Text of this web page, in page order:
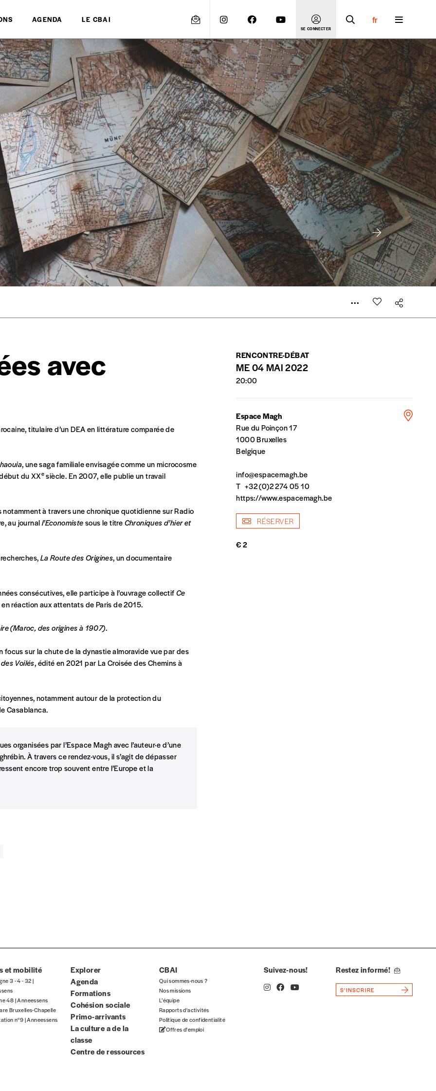
AGENDA LE CBAI
SE CONNECTER
fr
avec
Créer un compte
Les mots de passe ne correspondent pas
INSCRIPTION
est proposé àPRIX LIBRE.
bien ou d’un service, qui peut être une manière pour lui de payer le prix qu’il estime juste. Dans l’objectif de rendre
attachement aux valeurs de solidarité, nous vous proposons d’estimer vous-mêmes le coût de notre publication. Cette
indicatif. De cette manière, vous soutenez le travail de l’équipe de rédaction selon vos moyens et vos motivations.
au numéro.
moment, même après avoir reçu plusieurs numéros. Ce paiement n’est pas indispensable. Il marque votre volonté de
Par numéro
5€*
derniers numéros publiés.
Nom
titulaire d’un DEA en littérature comparée de
, une saga familiale envisagée comme un microcosme
du XXesiècle. En 2007, elle publie un travail
à travers une chronique quotidienne sur Radio
au journall’Economistesous le titre Chroniques d’hier et
La Route des Origines, un documentaire
consécutives, elle participe à l’ouvrage collectif Ce
réaction aux attentats de Paris de 2015.
(Maroc, des origines à 1907).
focus sur la chute de la dynastie almoravide vue par des
Voilés, édité en 2021 par La Croisée des Chemins à
notamment autour de la protection du
Casablanca.
organisées par l’Espace Magh avec l’auteur·e d’une
À travers ce rendez-vous, il s’agit de dépasser
encore trop souvent entre l’Europe et la
RENCONTRE-DÉBAT
ME 04 MAI 2022
20:00
Espace Magh
Rue du Poinçon 17
1000 Bruxelles
Belgique
info@espacemagh.be
T +32 (0)2 274 05 10
https://www.espacemagh.be
RÉSERVER
€ 2
et mobilité
3 - 4 - 32 |
48 | Anneessens
Bruxelles-Chapelle
n°9 | Anneessens
Explorer
Agenda
Formations
Cohésion sociale
Primo-arrivants
La culture a de la
classe
Centre de ressources
CBAI
Qui sommes-nous ?
Nos missions
L’équipe
Rapports d'activités
Politique de confidentialité
Offres d'emploi
Suivez-nous! Restez informé!
S'INSCRIRE